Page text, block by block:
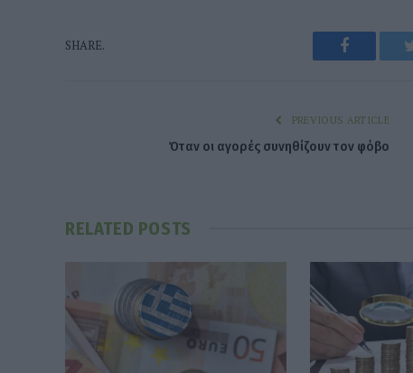
SHARE. Facebook
PREVIOUS ARTICLE
Όταν οι αγορές συνηθίζουν τον φόβο
RELATED POSTS